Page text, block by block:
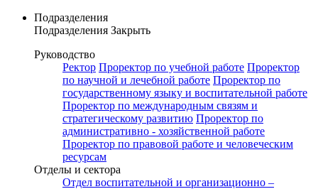
Подразделения
Подразделения Закрыть
Руководство
Ректор Проректор по учебной работе Проректор
по научной и лечебной работе Проректор по
государственному языку и воспитательной работе
Проректор по международным связям и
стратегическому развитию Проректор по
административно - хозяйственной работе
Проректор по правовой работе и человеческим
ресурсам
Отделы и сектора
Отдел воспитательной и организационно –